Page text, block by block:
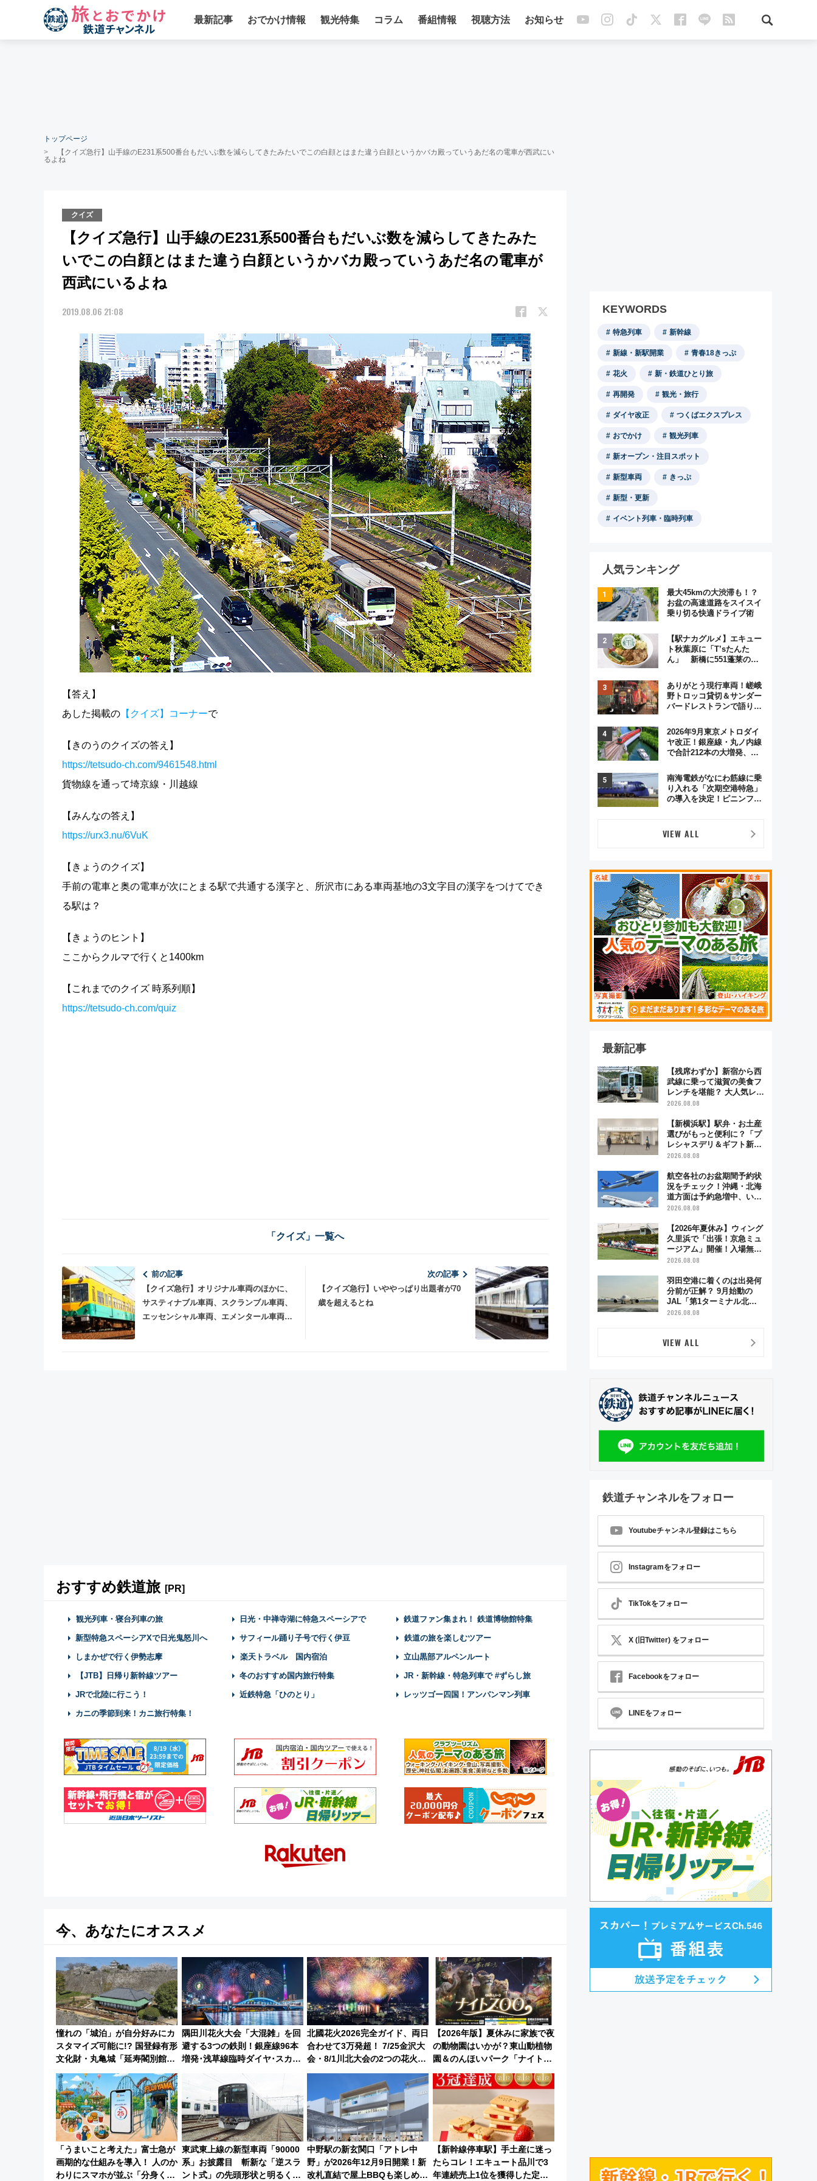
最新記事 おでかけ情報 観光特集 コラム 番組情報 視聴方法 お知らせ
トップページ
【クイズ急行】山手線のE231系500番台もだいぶ数を減らしてきたみたいでこの白顔とはまた違う白顔というかバカ殿っていうあだ名の電車が西武にい
るよね
クイズ
【クイズ急行】山手線のE231系500番台もだいぶ数を減らしてきたみた
いでこの白顔とはまた違う白顔というかバカ殿っていうあだ名の電車が
西武にいるよね
2019.08.06 21:08
【答え】
あした掲載の 【クイズ】コーナーで
【きのうのクイズの答え】
https://tetsudo-ch.com/9461548.html
貨物線を通って埼京線・川越線
【みんなの答え】
https://urx3.nu/6VuK
【きょうのクイズ】
手前の電車と奥の電車が次にとまる駅で共通する漢字と、所沢市にある車両基地の3文字目の漢字をつけてでき
る駅は？
【きょうのヒント】
ここからクルマで行くと1400km
【これまでのクイズ 時系列順】
https://tetsudo-ch.com/quiz
「クイズ」一覧へ
前の記事
【クイズ急行】オリジナル車両のほかに、
サスティナブル車両、スクランブル車両、
エッセンシャル車両、エメンタール車両、
次の記事
【クイズ急行】いややっぱり出題者が70
歳を超えるとね
おすすめ鉄道旅 [PR]
観光列車・寝台列車の旅 日光・中禅寺湖に特急スペーシアで 鉄道ファン集まれ！ 鉄道博物館特集
新型特急スペーシアXで日光鬼怒川へ サフィール踊り子号で行く伊豆 鉄道の旅を楽しむツアー
しまかぜで行く伊勢志摩 楽天トラベル 国内宿泊 立山黒部アルペンルート
【JTB】日帰り新幹線ツアー 冬のおすすめ国内旅行特集 JR・新幹線・特急列車で #ずらし旅
JRで北陸に行こう！ 近鉄特急「ひのとり」 レッツゴー四国！アンパンマン列車
カニの季節到来！カニ旅行特集！
今、あなたにオススメ
憧れの「城泊」が自分好みにカ
スタマイズ可能に!? 国登録有形
文化財・丸亀城「延寿閣別館」
にオーダーメイド型の宿泊プラ
ンが誕生！
隅田川花火大会「大混雑」を回
避する3つの鉄則！銀座線96本
増発･浅草線臨時ダイヤ･スカイ
ツリー駅の規制まとめ 7/25開催
（2026年）
北國花火2026完全ガイド、両日
合わせて3万発超！ 7/25金沢大
会・8/1川北大会の2つの花火大
会の日程・アクセス・観覧席ま
とめ（石川県）
【2026年版】夏休みに家族で夜
の動物園はいかが？東山動植物
園＆のんほいパーク「ナイト
ZOO」開催情報
「うまいこと考えた」富士急が
画期的な仕組みを導入！ 人のか
わりにスマホが並ぶ「分身く
東武東上線の新型車両「90000
系」お披露目 斬新な「逆スラ
ント式」の先頭形状と明るく開
中野駅の新玄関口「アトレ中
野」が2026年12月9日開業！新
改札直結で屋上BBQも楽しめる
【新幹線停車駅】手土産に迷っ
たらコレ！エキュート品川で3
年連続売上1位を獲得した定番
KEYWORDS
特急列車 新幹線
新線・新駅開業 青春18きっぷ
花火 新・鉄道ひとり旅
再開発 観光・旅行
ダイヤ改正 つくばエクスプレス
おでかけ 観光列車
新オープン・注目スポット
新型車両 きっぷ
新型・更新
イベント列車・臨時列車
人気ランキング
最大45kmの大渋滞も！？
お盆の高速道路をスイスイ
乗り切る快適ドライブ術
【駅ナカグルメ】エキュー
ト秋葉原に「T’sたんた
ん」 新橋に551蓬莱の
オムライス専門店「肉とた
まご」新グルメ続々登場！
【2026年8月】
ありがとう現行車両！嵯峨
野トロッコ貸切＆サンダー
バードレストランで語り合
原トシヒロと行く！9月13
日「京都の鉄道満喫ツア
ー」開催
2026年9月東京メトロダイ
ヤ改正！銀座線・丸ノ内線
で合計212本の大増発、混
南海電鉄がなにわ筋線に乗
り入れる「次期空港特急」
の導入を決定！ピニンファ
VIEW ALL
最新記事
【残席わずか】新宿から西
武線に乗って滋賀の美食フ
レンチを堪能？ 大人気レス
トラン列車「52席の至福」
の特別コラボ
2026.08.08
【新横浜駅】駅弁・お土産
選びがもっと便利に？「プ
レシャスデリ＆ギフト新横
浜」がオープン 場所や営
2026.08.08
航空各社のお盆期間予約状
況をチェック！沖縄・北海
道方面は予約急増中、いま
から狙うべき日は？
2026.08.08
【2026年夏休み】ウィング
久里浜で「出張！京急ミュ
ージアム」開催！入場無料
でスタンプラリーや子ども
2026.08.08
羽田空港に着くのは出発何
分前が正解？ 9月始動の
JAL「第1ターミナル北側
サテライト」は徒歩1キロ
2026.08.08
VIEW ALL
鉄道チャンネルをフォロー
Youtubeチャンネル登録はこちら
Instagramをフォロー
TikTokをフォロー
X (旧Twitter) をフォロー
Facebookをフォロー
LINEをフォロー